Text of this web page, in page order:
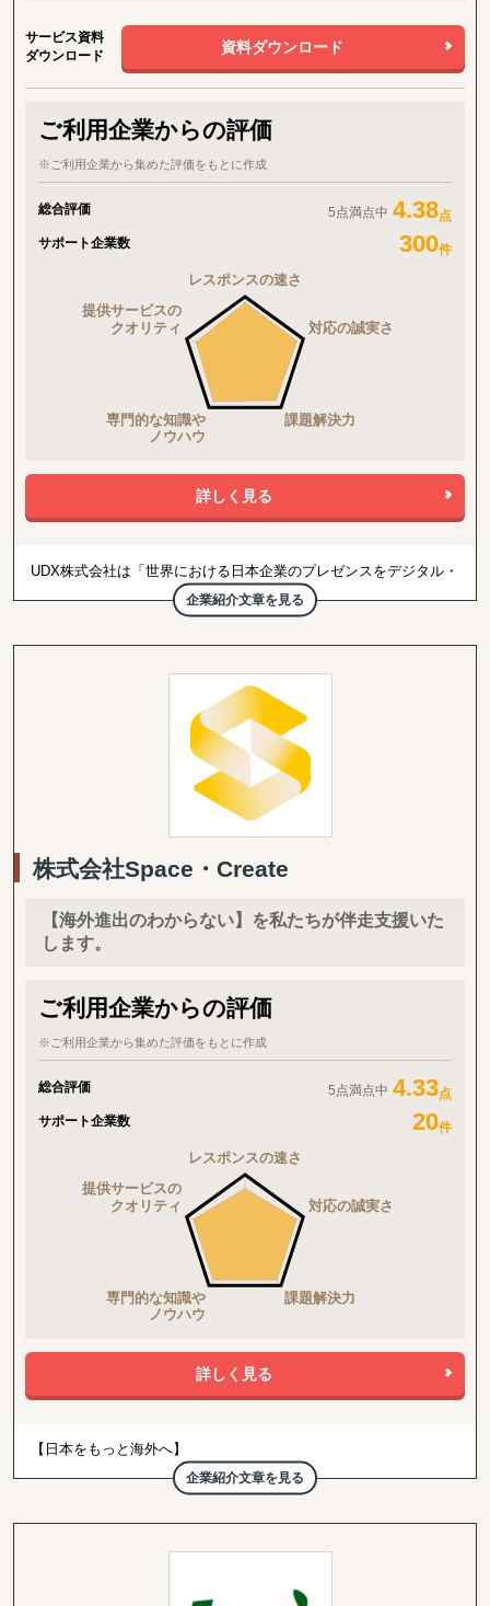
ー）、B2C領域（小売/パーソナルケア/ヘルスケア/食品/店舗サービ
ス/エンターテイメントなど）で、3,000件以上の豊富なプロジェク
ト実績を有する
① 初期投資を抑えつつ、海外取引拡大を通した円安メリットの最
大化を目的とする、デジタルマーケティングを活用した海外潜在顧
客発掘、および、海外販路開拓支援
② 現地市場で不足する機能を補完し、海外事業の立ち上げ＆立て
直しを伴走型で支援するプロフェッショナル人材派遣
③ アジア圏での「デジタル」ビジネス事業機会の抽出＆評価、戦
略構築から事業立ち上げまでの海外事業デジタルトランスフォーメ
④ 市場環境変動に即した手触り感あるインサイトを抽出する海外
市場調査＆参入戦略構築
⑤ アジア特有の中小案件M&A案件発掘から交渉/実行/PMIまでをカ
バーする海外M&A一気通貫支援
⑥ 既存サプライチェーン体制の分析/評価/最適化、および、直接材
＆間接材の調達コスト削減
サービス資料
ダウンロード
資料ダウンロード
ご利用企業からの評価
※ご利用企業から集めた評価をもとに作成
総合評価 5点満点中 4.38点
サポート企業数
300件
詳しく見る
企業紹介文章を見る
UDX株式会社は「世界における日本企業のプレゼンスをデジタル・
DXを通じて高める」をミッションとしている企業でございます。
援する会社です。
略設計から実行・改善まで伴走し、リード創出と事業成長に貢献し
・海外用WEBサイトの構築・運用（多言語対応可）
・自社サイト分析・競合サイト分析・市場分析（海外）
・HubSpotを用いた海外マーケティング支援
【ご提供できるサービス】
・海外SEO対策・LLMO対策
・海外Web広告制作・運用
・海外SNS改善提案
・自社サイト分析・競合サイト分析・市場分析
・デジタルマーケティング アドバイザリー/プランニング・分析
・HubSpotなどの顧客管理システム・マーケティングオートメーシ
ョンツール導入支援 etc
株式会社Space・Create
【海外進出のわからない】を私たちが伴走支援いた
します。
ご利用企業からの評価
※ご利用企業から集めた評価をもとに作成
総合評価 5点満点中 4.33点
サポート企業数
20件
詳しく見る
企業紹介文章を見る
【日本をもっと海外へ】
弊社は2013年から12年間、最前線で海外販売を行ってきたプロフ
ェッショナルチームです。
ちが行った大量なトライ＆エラーで培った独自の海外販売ノウハウ
いただきながら、国内への課題へも依頼されることが多く、現在の